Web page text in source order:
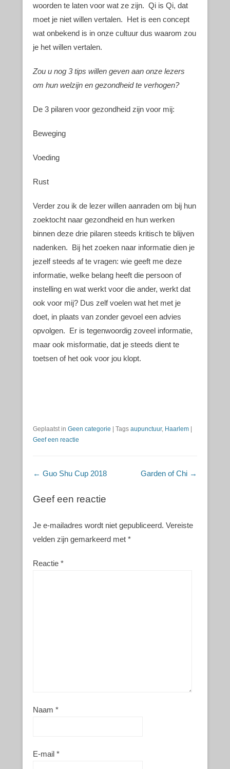
woorden te laten voor wat ze zijn. Qi is Qi, dat
moet je niet willen vertalen. Het is een concept
wat onbekend is in onze cultuur dus waarom zou
je het willen vertalen.
Zou u nog 3 tips willen geven aan onze lezers
om hun welzijn en gezondheid te verhogen?
De 3 pilaren voor gezondheid zijn voor mij:
Beweging
Voeding
Rust
Verder zou ik de lezer willen aanraden om bij hun
zoektocht naar gezondheid en hun werken
binnen deze drie pilaren steeds kritisch te blijven
nadenken. Bij het zoeken naar informatie dien je
jezelf steeds af te vragen: wie geeft me deze
informatie, welke belang heeft die persoon of
instelling en wat werkt voor die ander, werkt dat
ook voor mij? Dus zelf voelen wat het met je
doet, in plaats van zonder gevoel een advies
opvolgen. Er is tegenwoordig zoveel informatie,
maar ook misformatie, dat je steeds dient te
toetsen of het ook voor jou klopt.
Geplaatst in Geen categorie | Tags aupunctuur, Haarlem |
Geef een reactie
Berichtnavigatie
← Guo Shu Cup 2018 Garden of Chi →
Geef een reactie
Je e-mailadres wordt niet gepubliceerd. Vereiste
velden zijn gemarkeerd met *
Reactie *
Naam *
E-mail *